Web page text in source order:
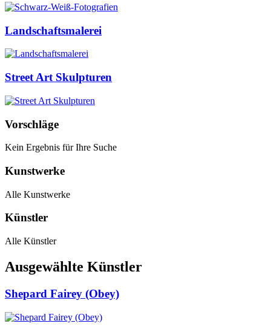
Landschaftsmalerei
Street Art Skulpturen
Vorschläge
Kein Ergebnis für Ihre Suche
Kunstwerke
Alle Kunstwerke
Künstler
Alle Künstler
Ausgewählte Künstler
Shepard Fairey (Obey)